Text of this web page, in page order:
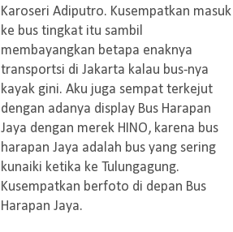
Karoseri Adiputro. Kusempatkan masuk
ke bus tingkat itu sambil
membayangkan betapa enaknya
transportsi di Jakarta kalau bus-nya
kayak gini. Aku juga sempat terkejut
dengan adanya display Bus Harapan
Jaya dengan merek HINO, karena bus
harapan Jaya adalah bus yang sering
kunaiki ketika ke Tulungagung.
Kusempatkan berfoto di depan Bus
Harapan Jaya.